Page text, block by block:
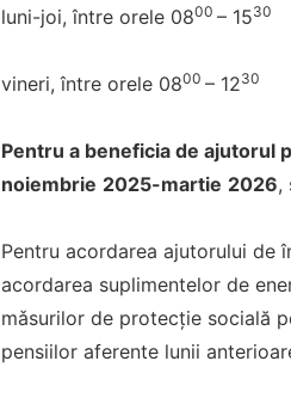
luni-joi, între orele 0800 – 1530
vineri, între orele 0800 – 1230
Pentru a beneficia de ajutorul
noiembrie 2025-martie 2026,
Pentru acordarea ajutorului de
acordarea suplimentelor de
mǎsurilor de protecție socială
pensiilor aferente lunii